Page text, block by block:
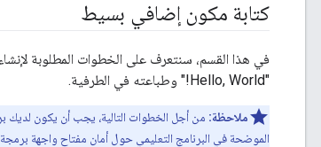
كتابة مكون إضافي بسيط
في هذا القسم، سنتعرف على الخطوات المطلوبة
"Hello, World!" وطباعته في الطرفية.
ملاحظة:
الموضحة في البرنامج التعليمي حول أمان مفتاح واجهة